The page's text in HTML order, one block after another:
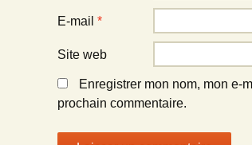
E-mail *
Site web
Enregistrer mon nom, mon e-
prochain commentaire.